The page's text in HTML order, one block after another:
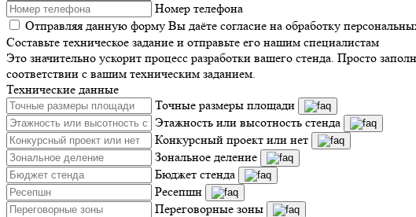
Номер телефона
Отправляя данную форму Вы даёте согласие на обработку
Составьте техническое задание и отправьте его нашим специалистам
Это значительно ускорит процесс разработки вашего стенда. Просто
соответствии с вашим техническим заданием.
Технические данные
Точные размеры площади
Этажность или высотность стенда
Конкурсный проект или нет
Зональное деление
Бюджет стенда
Ресепшн
Переговорные зоны